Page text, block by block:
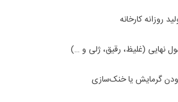
روزانه کارخانه
نهایی (غلیظ، رقیق، ژلی و …)
گرمایش یا خنک‌سازی